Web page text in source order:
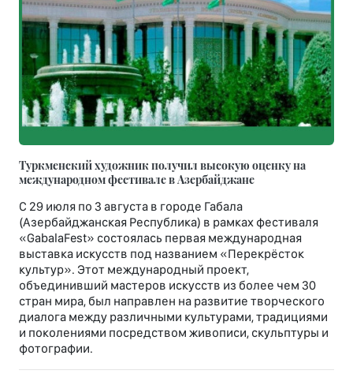
Туркменский художник получил высокую оценку на
международном фестивале в Азербайджане
С 29 июля по 3 августа в городе Габала
(Азербайджанская Республика) в рамках фестиваля
«GabalaFest» состоялась первая международная
выставка искусств под названием «Перекрёсток
культур». Этот международный проект,
объединивший мастеров искусств из более чем 30
стран мира, был направлен на развитие творческого
диалога между различными культурами, традициями
и поколениями посредством живописи, скульптуры и
фотографии.